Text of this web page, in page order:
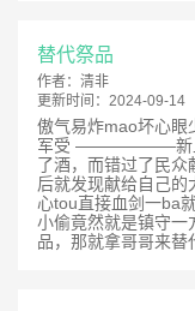
替代祭品
作者： 清非
更新时间： 2024-09-14
傲气易炸mao坏心眼
军受 ——————新上
了酒，而错过了民
后就发现献给自己的
心tou直接血剑一ba
小偷竟然就是镇守一
品，那就拿哥哥来替